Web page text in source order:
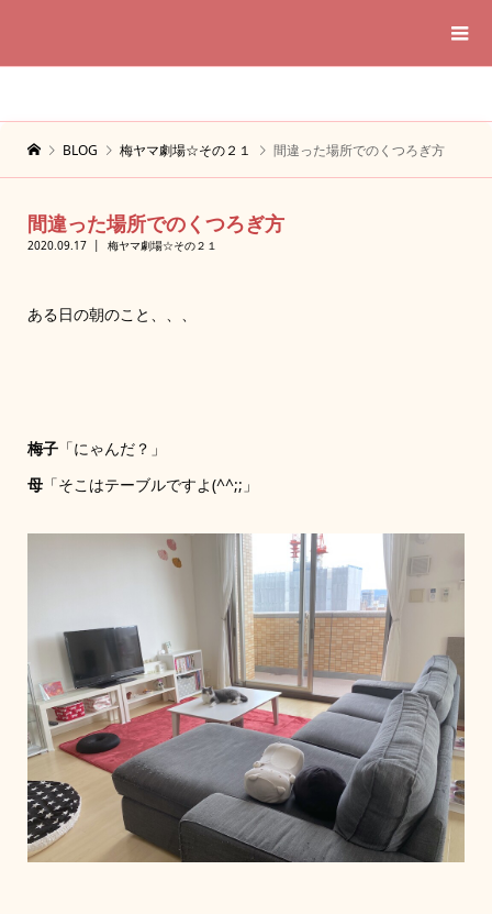
BLOG 梅ヤマ劇場☆その２１ 間違った場所でのくつろぎ方
間違った場所でのくつろぎ方
2020.09.17 梅ヤマ劇場☆その２１
ある日の朝のこと、、、
梅子「にゃんだ？」
母「そこはテーブルですよ(^^;;」